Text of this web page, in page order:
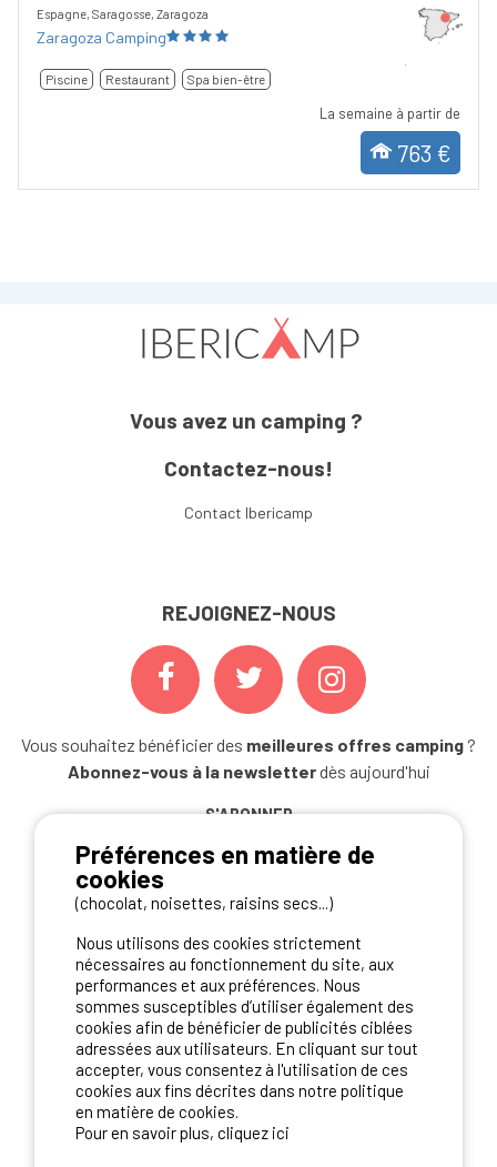
Espagne, Saragosse, Zaragoza
Zaragoza Camping
Piscine Restaurant Spa bien-être
La semaine à partir de
763 €
Vous avez un camping ?
Contactez-nous!
Contact Ibericamp
REJOIGNEZ-NOUS
Vous souhaitez bénéficier des meilleures offres camping ?
Abonnez-vous à la newsletterdès aujourd'hui
S'ABONNER
NOS PARTENAIRES
Préférences en matière de
cookies
(chocolat, noisettes, raisins secs...)
Nous utilisons des cookies strictement
nécessaires au fonctionnement du site, aux
performances et aux préférences. Nous
sommes susceptibles d’utiliser également des
cookies afin de bénéficier de publicités ciblées
adressées aux utilisateurs. En cliquant sur tout
accepter, vous consentez à l'utilisation de ces
cookies aux fins décrites dans notre politique
en matière de cookies.
Pour en savoir plus, cliquez ici